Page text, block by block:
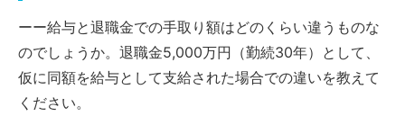
ーー給与と退職金での手取り額はどのくらい違うものな
のでしょうか。退職金5,000万円（勤続30年）として、
仮に同額を給与として支給された場合での違いを教えて
ください。